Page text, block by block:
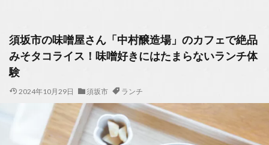
須坂市の味噌屋さん「中村醸造場」のカフェで絶品
みそタコライス！味噌好きにはたまらないランチ体
験
2024年10月29日 須坂市 ランチ